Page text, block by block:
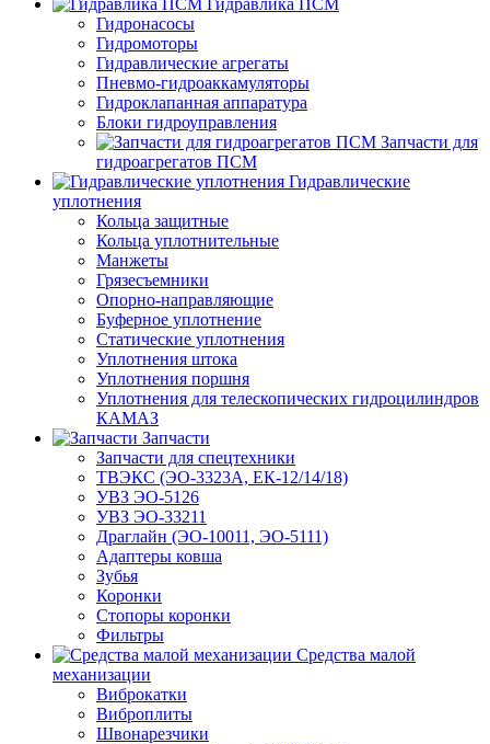
Гидравлика ПСМ
Гидронасосы
Гидромоторы
Гидравлические агрегаты
Пневмо-гидроаккамуляторы
Гидроклапанная аппаратура
Блоки гидроуправления
Запчасти для
гидроагрегатов ПСМ
Гидравлические
уплотнения
Кольца защитные
Кольца уплотнительные
Манжеты
Грязесъемники
Опорно-направляющие
Буферное уплотнение
Статические уплотнения
Уплотнения штока
Уплотнения поршня
Уплотнения для телескопических гидроцилиндров
КАМАЗ
Запчасти
Запчасти для спецтехники
ТВЭКС (ЭО-3323А, ЕК-12/14/18)
УВЗ ЭО-5126
УВЗ ЭО-33211
Драглайн (ЭО-10011, ЭО-5111)
Адаптеры ковша
Зубья
Коронки
Стопоры коронки
Фильтры
Средства малой
механизации
Виброкатки
Виброплиты
Швонарезчики